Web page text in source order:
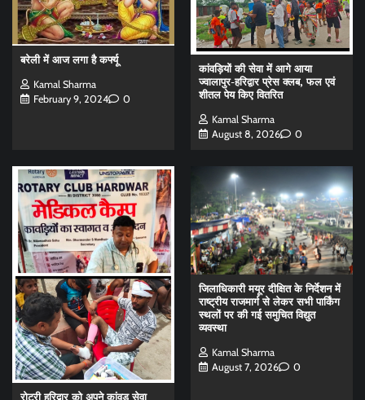
बरेली में आज लगा है कर्फ्यू
Kamal Sharma
February 9, 2024
0
कांवड़ियों की सेवा में आगे आया
ज्वालापुर-हरिद्वार प्रेस क्लब, फल एवं
शीतल पेय किए वितरित
Kamal Sharma
August 8, 2026
0
रोटरी हरिद्वार को अपने कांवड़ सेवा
जिलाधिकारी मयूर दीक्षित के निर्देशन में
राष्ट्रीय राजमार्ग से लेकर सभी पार्किंग
स्थलों पर की गई समुचित विद्युत
व्यवस्था
Kamal Sharma
August 7, 2026
0